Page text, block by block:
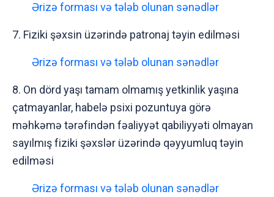
Ərizə forması və tələb olunan sənədlər
7. Fiziki şəxsin üzərində patronaj təyin edilməsi
Ərizə forması və tələb olunan sənədlər
8. On dörd yaşı tamam olmamış yetkinlik yaşına
çatmayanlar, habelə psixi pozuntuya görə
məhkəmə tərəfindən fəaliyyət qabiliyyəti olmayan
sayılmış fiziki şəxslər üzərində qəyyumluq təyin
edilməsi
Ərizə forması və tələb olunan sənədlər